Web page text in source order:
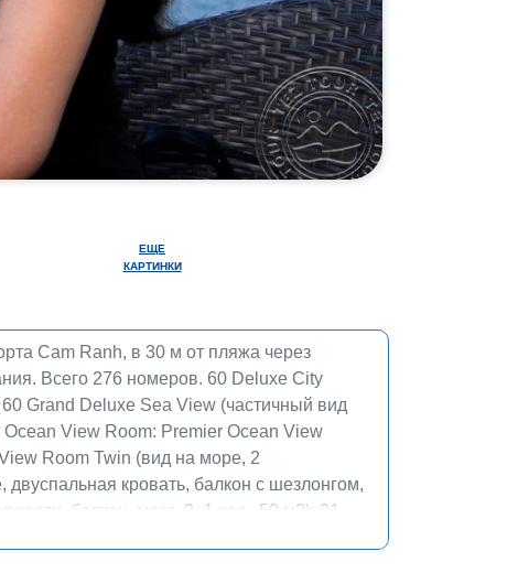
ЕЩЕ
КАРТИНКИ
Cam Ranh, в 30 м от пляжа через
Всего 276 номеров. 60 Deluxe City
Grand Deluxe Sea View (частичный вид
View Room: Premier Ocean View
Room Twin (вид на море, 2
кровать, балкон с шезлонгом,
балкон, макс. 3+1 чел., 50 м2); 21
балкон, макс. 3+1 чел., 50 м2); 6